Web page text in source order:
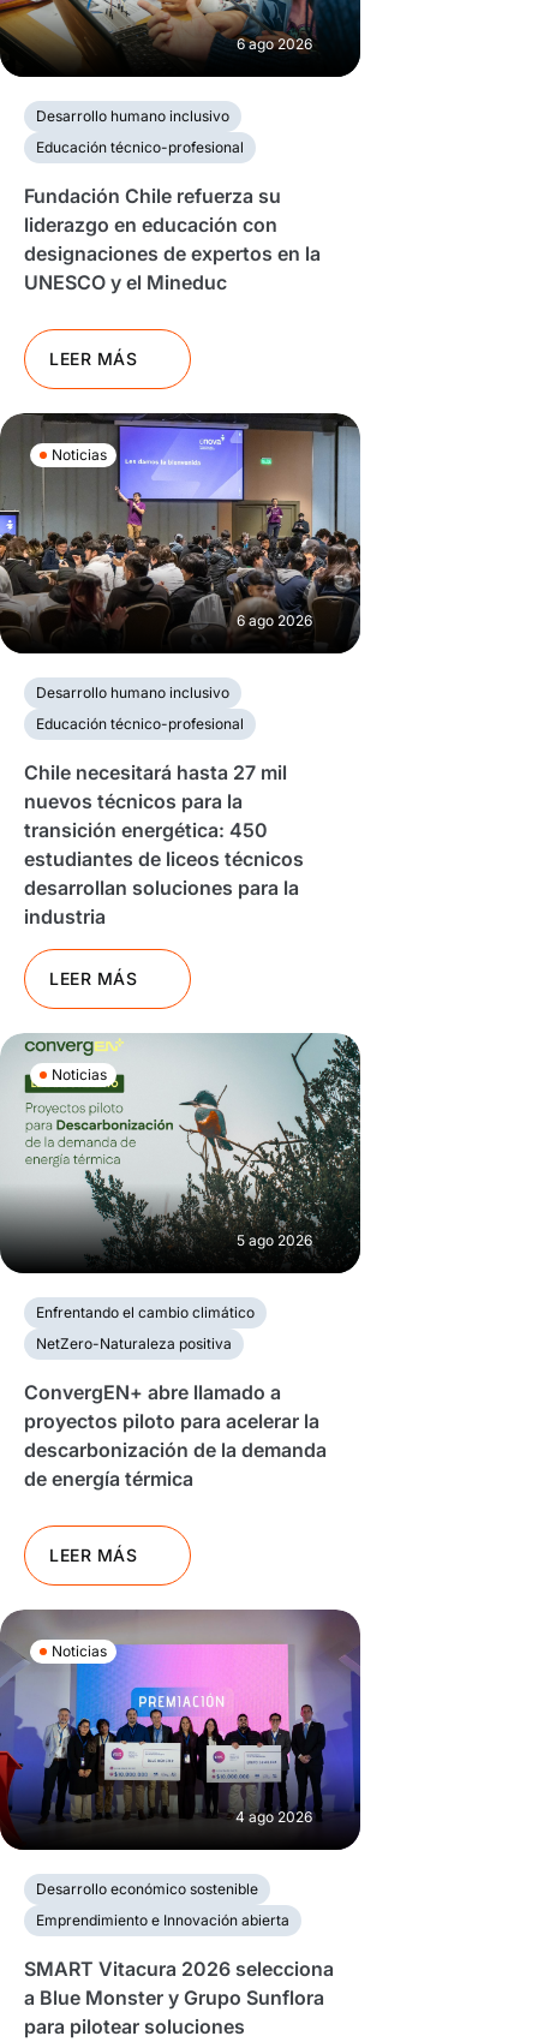
6 ago 2026
Desarrollo humano inclusivo
Educación técnico-profesional
Fundación Chile refuerza su
liderazgo en educación con
designaciones de expertos en la
UNESCO y el Mineduc
LEER MÁS
Noticias
6 ago 2026
Desarrollo humano inclusivo
Educación técnico-profesional
Chile necesitará hasta 27 mil
nuevos técnicos para la
transición energética: 450
estudiantes de liceos técnicos
desarrollan soluciones para la
industria
LEER MÁS
Noticias
5 ago 2026
Enfrentando el cambio climático
NetZero-Naturaleza positiva
ConvergEN+ abre llamado a
proyectos piloto para acelerar la
descarbonización de la demanda
de energía térmica
LEER MÁS
Noticias
4 ago 2026
Desarrollo económico sostenible
Emprendimiento e Innovación abierta
SMART Vitacura 2026 selecciona
a Blue Monster y Grupo Sunflora
para pilotear soluciones